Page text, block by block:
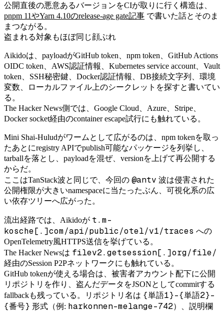
公開直後の悪意あるバージョンをCIが取りに行く構造は、
pnpm 11やYarn 4.10のrelease-age gate記事 で書いた話とそのま
まつながる。
盗まれる対象もほぼ同じ顔ぶれ
Aikidoは、payloadがGitHub token、npm token、GitHub Actions
OIDC token、AWS認証情報、Kubernetes service account、Vault
token、SSH秘密鍵、Docker認証情報、DB接続文字列、環境
変数、ローカルファイル上のシークレットを探すと書いてい
る。
The Hacker News側では、Google Cloud、Azure、Stripe、
Docker socket経由のcontainer escape試行にも触れている。
Mini Shai-Huludがワームとして広がるのは、npm tokenを取っ
たあとにregistry APIでpublish可能なパッケージを列挙し、
tarballを落とし、payloadを混ぜ、versionを上げて再公開する
からだ。
ここはTanStack波と同じで、今回の @antv 波は侵害された
公開権限が大きいnamespaceに当たったぶん、可視化系の広
い依存ツリーへ広がった。
流出経路では、Aikidoが t.m-
kosche[.]com/api/public/otel/v1/traces への
OpenTelemetry風HTTPS送信を挙げている。
The Hacker Newsは filev2.getsession[.]org/file/
経由のSession P2Pネットワークにも触れている。
GitHub tokenが使える場合は、被害者アカウント配下に公開
リポジトリを作り、盗んだデータをJSONとしてcommitする
fallbackも残っている。リポジトリ名は {単語1}-{単語2}-
{番号} 形式（例: harkonnen-melange-742）、説明欄